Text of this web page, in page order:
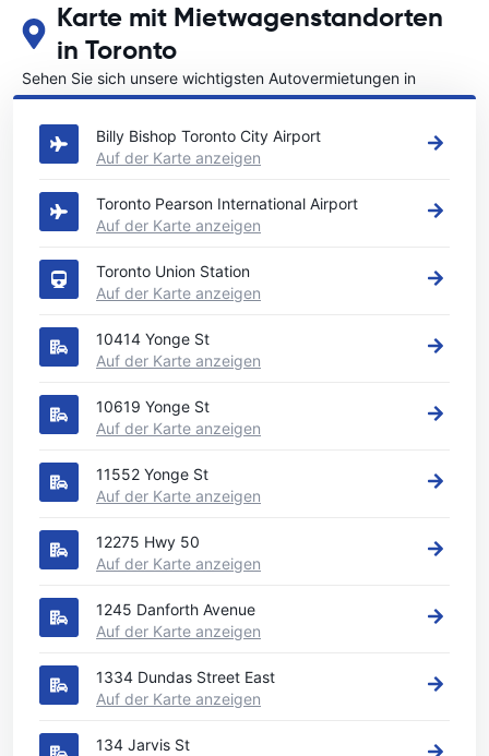
Karte mit Mietwagenstandorten
in Toronto
Sehen Sie sich unsere wichtigsten Autovermietungen in
Toronto an
Billy Bishop Toronto City Airport
Auf der Karte anzeigen
Toronto Pearson International Airport
Auf der Karte anzeigen
Toronto Union Station
Auf der Karte anzeigen
10414 Yonge St
Auf der Karte anzeigen
10619 Yonge St
Auf der Karte anzeigen
11552 Yonge St
Auf der Karte anzeigen
12275 Hwy 50
Auf der Karte anzeigen
1245 Danforth Avenue
Auf der Karte anzeigen
1334 Dundas Street East
Auf der Karte anzeigen
134 Jarvis St